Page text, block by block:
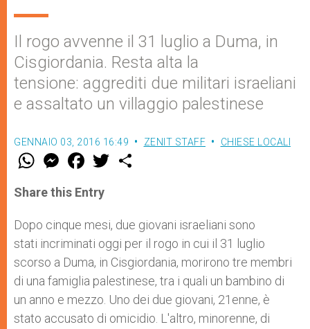
Il rogo avvenne il 31 luglio a Duma, in
Cisgiordania. Resta alta la
tensione: aggrediti due militari israeliani
e assaltato un villaggio palestinese
GENNAIO 03, 2016 16:49 ZENIT STAFF CHIESE LOCALI
W
t
s
p
p
M
e
s
e
g
e
r
F
a
e
b
o
k
w
Share this Entry
Dopo cinque mesi, due giovani israeliani sono
stati incriminati oggi per il rogo in cui il 31 luglio
scorso a Duma, in Cisgiordania, morirono tre membri
di una famiglia palestinese, tra i quali un bambino di
un anno e mezzo. Uno dei due giovani, 21enne, è
stato accusato di omicidio. L'altro, minorenne, di